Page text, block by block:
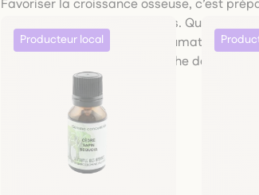
Favoriser la croissance osseuse, c’est
mobilité, prévenir les fragilités. Que ce
la consolidation après un traumatisme, ou
s’inscrivent dans une démarche douce,